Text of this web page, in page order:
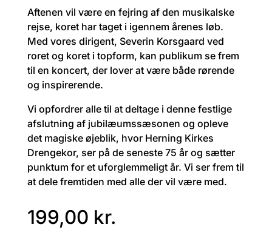
Aftenen vil være en fejring af den musikalske
rejse, koret har taget i igennem årenes løb.
Med vores dirigent, Severin Korsgaard ved
roret og koret i topform, kan publikum se frem
til en koncert, der lover at være både rørende
og inspirerende.
Vi opfordrer alle til at deltage i denne festlige
afslutning af jubilæumssæsonen og opleve
det magiske øjeblik, hvor Herning Kirkes
Drengekor, ser på de seneste 75 år og sætter
punktum for et uforglemmeligt år. Vi ser frem til
at dele fremtiden med alle der vil være med.
199,00 kr.